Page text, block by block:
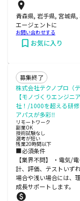
青森県, 岩手県, 宮城県
エージェントに
お問い合わせする
お気に入り
募集終了
株式会社テクノプロ（
【モノづくりエンジ
社！/1000を超える研
アパスが多彩‼
リモートワーク
副業OK
技術試験なし
選考が短い
残業20時間以下
■必須条件
【業界不問】 ・電気/
計、評価、テストいず
場合や浅い場合には、
成長サポートします。